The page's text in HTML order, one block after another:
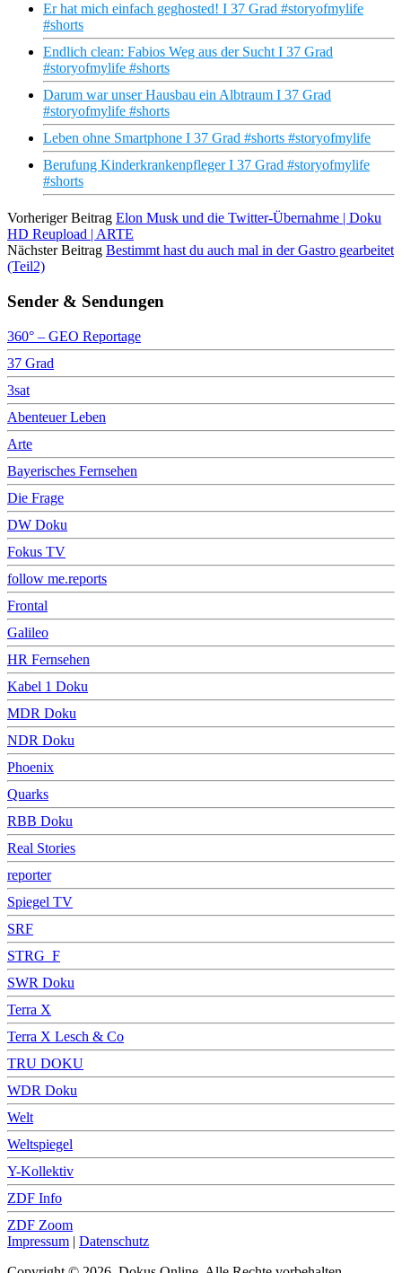
Er hat mich einfach geghosted! I 37 Grad #storyofmylife
#shorts
Endlich clean: Fabios Weg aus der Sucht I 37 Grad
#storyofmylife #shorts
Darum war unser Hausbau ein Albtraum I 37 Grad
#storyofmylife #shorts
Leben ohne Smartphone I 37 Grad #shorts #storyofmylife
Berufung Kinderkrankenpfleger I 37 Grad #storyofmylife
#shorts
Vorheriger Beitrag Elon Musk und die Twitter-Übernahme | Doku
HD Reupload | ARTE
Nächster Beitrag Bestimmt hast du auch mal in der Gastro gearbeitet
(Teil2)
Sender & Sendungen
360° – GEO Reportage
37 Grad
3sat
Abenteuer Leben
Arte
Bayerisches Fernsehen
Die Frage
DW Doku
Fokus TV
follow me.reports
Frontal
Galileo
HR Fernsehen
Kabel 1 Doku
MDR Doku
NDR Doku
Phoenix
Quarks
RBB Doku
Real Stories
reporter
Spiegel TV
SRF
STRG_F
SWR Doku
Terra X
Terra X Lesch & Co
TRU DOKU
WDR Doku
Welt
Weltspiegel
Y-Kollektiv
ZDF Info
ZDF Zoom
Impressum | Datenschutz